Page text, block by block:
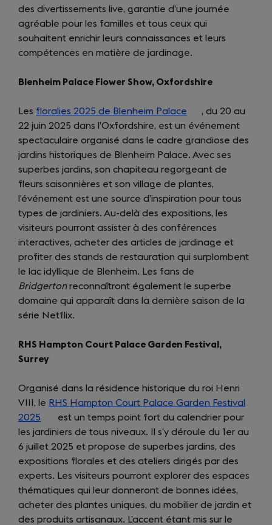
des divertissements live, garantie d’une journée
agréable pour les familles et tous ceux qui
souhaitent enrichir leurs connaissances et leurs
compétences en matière de jardinage.
Blenheim Palace Flower Show, Oxfordshire
Les floralies 2025 de Blenheim Palace (opens
in
a
new
tab)
, du 20 au
22 juin 2025 dans l’Oxfordshire, est un événement
spectaculaire organisé dans le cadre grandiose des
jardins historiques de Blenheim Palace. Avec ses
superbes jardins, son chapiteau regorgeant de
fleurs saisonnières et son village de plantes,
l’événement est une source d’inspiration pour tous
types de jardiniers. Au-delà des expositions, les
visiteurs pourront assister à des conférences
interactives, acheter des articles de jardinage et
profiter des stands de restauration qui surplombent
le lac idyllique de Blenheim. Les fans de
Bridgertonreconnaîtront également le superbe
domaine qui apparaît dans la dernière saison de la
série Netflix.
RHS Hampton Court Palace Garden Festival,
Surrey
Organisé dans la résidence historique du roi Henri
VIII, le RHS Hampton Court Palace Garden Festival
2025 (opens
in
a
new
tab)
est un temps point fort du calendrier pour
les jardiniers de tous niveaux. Il s’y déroule du 1er au
6 juillet 2025 et propose de superbes jardins, des
expositions florales et des ateliers dirigés par des
experts. Les visiteurs pourront explorer des espaces
thématiques qui leur donneront de bonnes idées,
acheter des plantes uniques, du mobilier de jardin et
des produits artisanaux. L’accent étant mis sur le